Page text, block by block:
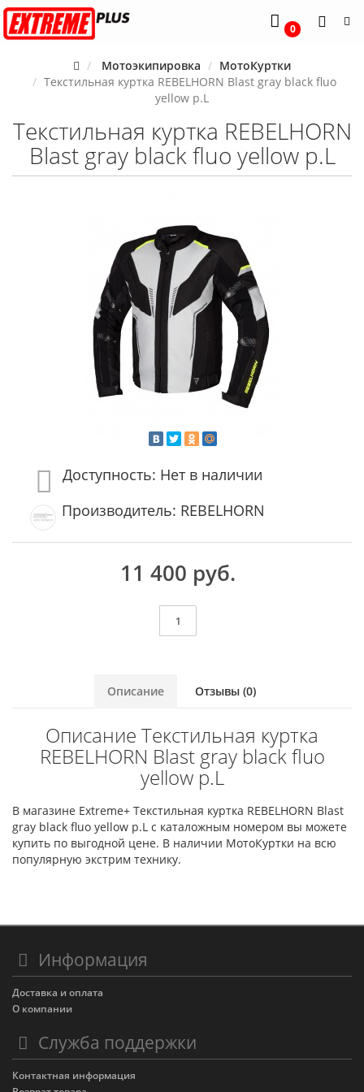
0
Мотоэкипировка
МотоКуртки
Текстильная куртка REBELHORN Blast gray black fluo
yellow р.L
Текстильная куртка REBELHORN
Blast gray black fluo yellow р.L
Доступность: Нет в наличии
Производитель: REBELHORN
11 400 руб.
Описание Отзывы (0)
Описание Текстильная куртка
REBELHORN Blast gray black fluo
yellow р.L
В магазине Extreme+ Текстильная куртка REBELHORN Blast
gray black fluo yellow р.L с каталожным номером вы можете
купить по выгодной цене. В наличии МотоКуртки на всю
популярную экстрим технику.
Информация
Доставка и оплата
О компании
Служба поддержки
Контактная информация